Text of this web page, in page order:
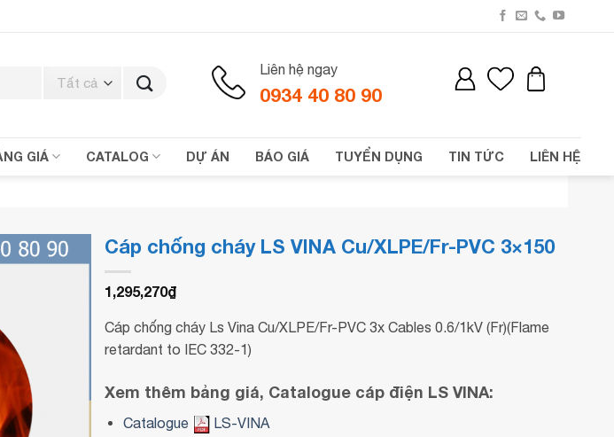
Liên hệ ngay
0934 40 80 90
GIÁ CATALOG DỰ ÁN BÁO GIÁ TUYỂN DỤNG TIN TỨC LIÊN HỆ
Cáp chống cháy LS VINA Cu/XLPE/Fr-PVC 3×150
1,295,270₫
Cáp chống cháy Ls Vina Cu/XLPE/Fr-PVC 3x Cables 0.6/1kV (Fr)(Flame
retardant to IEC 332-1)
Xem thêm bảng giá, Catalogue cáp điện LS VINA:
Catalogue
LS-VINA